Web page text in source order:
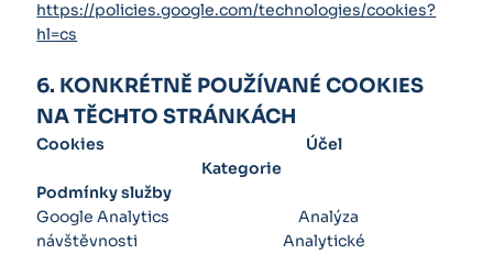
https://policies.google.com/technologies/cookies?
hl=cs
6. KONKRÉTNĚ POUŽÍVANÉ COOKIES
NA TĚCHTO STRÁNKÁCH
Cookies Účel
Kategorie
Podmínky služby
Google Analytics Analýza
návštěvnosti Analytické